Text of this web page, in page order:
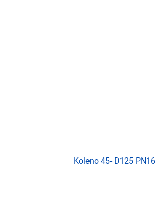
Koleno 45- D125 PN16